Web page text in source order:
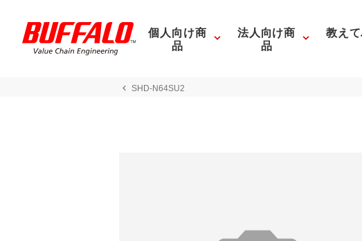
個人向け商
品
法人向け商
品
教え
SHD-N64SU2